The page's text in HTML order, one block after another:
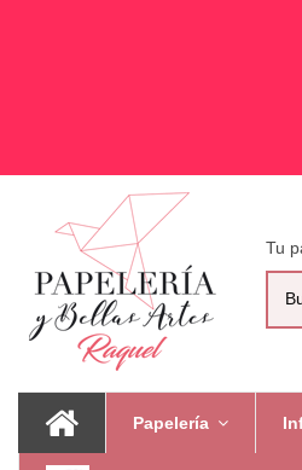
Tu
Papelería